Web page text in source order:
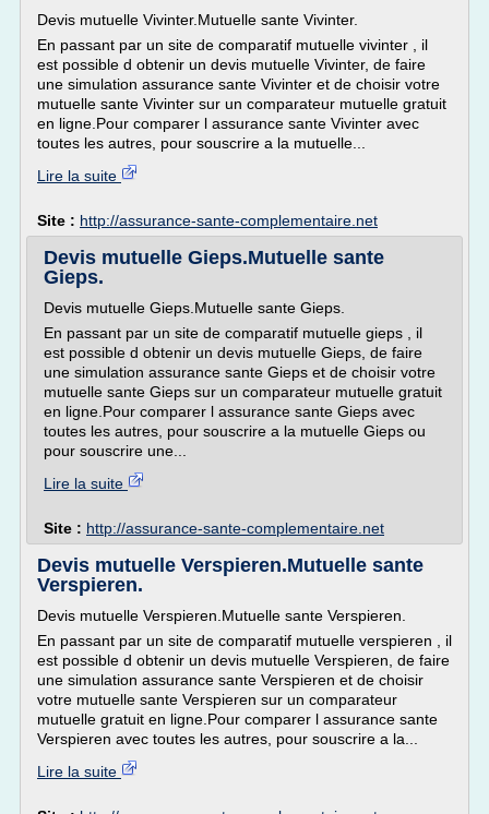
Devis mutuelle Vivinter.Mutuelle sante Vivinter.
En passant par un site de comparatif mutuelle vivinter , il
est possible d obtenir un devis mutuelle Vivinter, de faire
une simulation assurance sante Vivinter et de choisir votre
mutuelle sante Vivinter sur un comparateur mutuelle gratuit
en ligne.Pour comparer l assurance sante Vivinter avec
toutes les autres, pour souscrire a la mutuelle...
Lire la suite
Site : http://assurance-sante-complementaire.net
Devis mutuelle Gieps.Mutuelle sante
Gieps.
Devis mutuelle Gieps.Mutuelle sante Gieps.
En passant par un site de comparatif mutuelle gieps , il
est possible d obtenir un devis mutuelle Gieps, de faire
une simulation assurance sante Gieps et de choisir votre
mutuelle sante Gieps sur un comparateur mutuelle gratuit
en ligne.Pour comparer l assurance sante Gieps avec
toutes les autres, pour souscrire a la mutuelle Gieps ou
pour souscrire une...
Lire la suite
Site : http://assurance-sante-complementaire.net
Devis mutuelle Verspieren.Mutuelle sante
Verspieren.
Devis mutuelle Verspieren.Mutuelle sante Verspieren.
En passant par un site de comparatif mutuelle verspieren , il
est possible d obtenir un devis mutuelle Verspieren, de faire
une simulation assurance sante Verspieren et de choisir
votre mutuelle sante Verspieren sur un comparateur
mutuelle gratuit en ligne.Pour comparer l assurance sante
Verspieren avec toutes les autres, pour souscrire a la...
Lire la suite